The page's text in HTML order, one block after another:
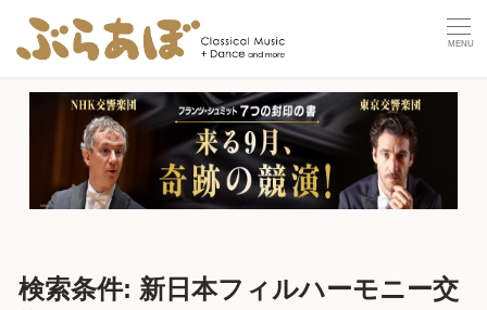
検索条件: 新日本フィルハーモニー交